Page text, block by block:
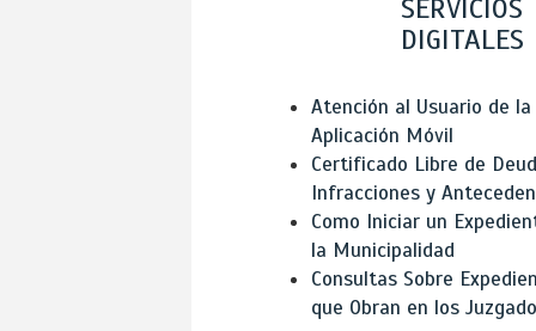
SERVICIOS
DIGITALES
Atención al Usuario de la
Aplicación Móvil
Certificado Libre de
Infracciones y
Como Iniciar un
la Municipalidad
Consultas Sobre
que Obran en los